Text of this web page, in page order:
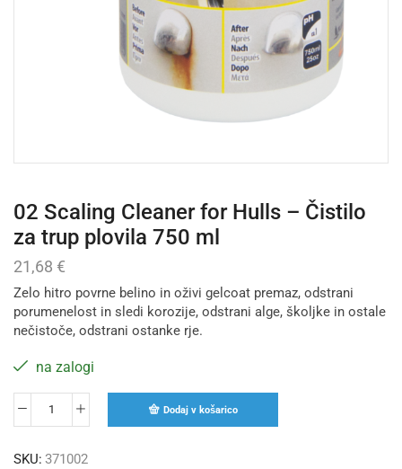
02 Scaling Cleaner for Hulls – Čistilo
za trup plovila 750 ml
21,68 €
Zelo hitro povrne belino in oživi gelcoat premaz, odstrani
porumenelost in sledi korozije, odstrani alge, školjke in ostale
nečistoče, odstrani ostanke rje.
na zalogi
Dodaj v košarico
SKU: 371002